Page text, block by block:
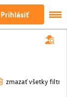
Prihlásiť
zmazať všetky filtre